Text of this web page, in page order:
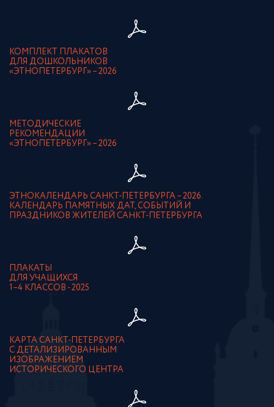
КОМПЛЕКТ ПЛАКАТОВ
ДЛЯ ДОШКОЛЬНИКОВ
«ЭТНОПЕТЕРБУРГ» – 2026
МЕТОДИЧЕСКИЕ
РЕКОМЕНДАЦИИ
«ЭТНОПЕТЕРБУРГ» – 2026
ЭТНОКАЛЕНДАРЬ САНКТ-ПЕТЕРБУРГА – 2026.
КАЛЕНДАРЬ ПАМЯТНЫХ ДАТ, СОБЫТИЙ И
ПРАЗДНИКОВ ЖИТЕЛЕЙ САНКТ-ПЕТЕРБУРГА
ПЛАКАТЫ
ДЛЯ УЧАЩИХСЯ
1–4 КЛАССОВ - 2025
КАРТА САНКТ-ПЕТЕРБУРГА
С ДЕТАЛИЗИРОВАННЫМ
ИЗОБРАЖЕНИЕМ
ИСТОРИЧЕСКОГО ЦЕНТРА